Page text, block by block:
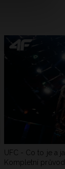
UFC - Co to je a
Kompletní